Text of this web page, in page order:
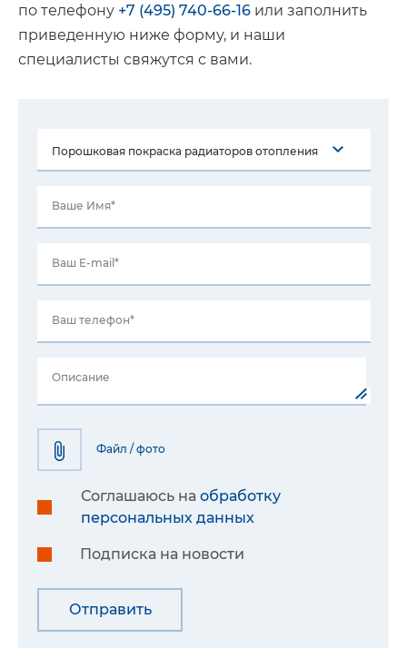
по телефону +7 (495) 740-66-16 или заполнить
приведенную ниже форму, и наши
специалисты свяжутся с вами.
Ваше Имя*
Ваш E-mail*
Ваш телефон*
Описание
Файл / фото
Соглашаюсь на обработку
персональных данных
Подписка на новости